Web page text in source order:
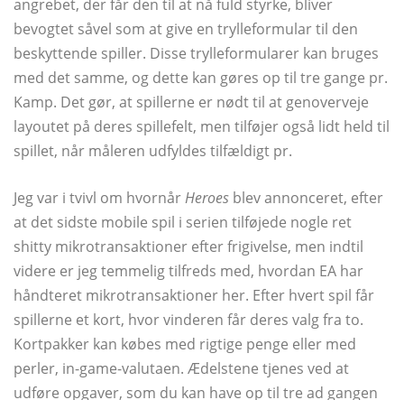
angrebet, der får den til at nå fuld styrke, bliver
bevogtet såvel som at give en trylleformular til den
beskyttende spiller. Disse trylleformularer kan bruges
med det samme, og dette kan gøres op til tre gange pr.
Kamp. Det gør, at spillerne er nødt til at genoverveje
layoutet på deres spillefelt, men tilføjer også lidt held til
spillet, når måleren udfyldes tilfældigt pr.
Jeg var i tvivl om hvornårHeroes blev annonceret, efter
at det sidste mobile spil i serien tilføjede nogle ret
shitty mikrotransaktioner efter frigivelse, men indtil
videre er jeg temmelig tilfreds med, hvordan EA har
håndteret mikrotransaktioner her. Efter hvert spil får
spillerne et kort, hvor vinderen får deres valg fra to.
Kortpakker kan købes med rigtige penge eller med
perler, in-game-valutaen. Ædelstene tjenes ved at
udføre opgaver, som du kan have op til tre ad gangen